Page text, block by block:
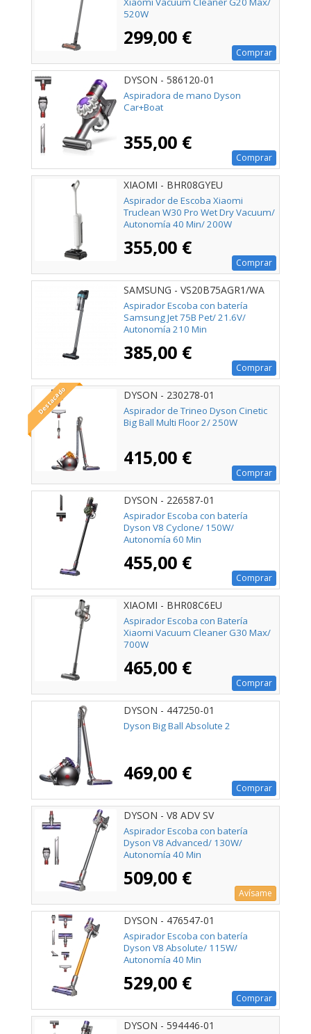
520W
299,00 €
Comprar
DYSON - 586120-01
Aspiradora de mano Dyson
Car+Boat
355,00 €
Comprar
XIAOMI - BHR08GYEU
Aspirador de Escoba Xiaomi
Truclean W30 Pro Wet Dry Vacuum/
Autonomía 40 Min/ 200W
355,00 €
Comprar
SAMSUNG - VS20B75AGR1/WA
Aspirador Escoba con batería
Samsung Jet 75B Pet/ 21.6V/
Autonomía 210 Min
385,00 €
Comprar
Destacado DYSON - 230278-01
Aspirador de Trineo Dyson Cinetic
Big Ball Multi Floor 2/ 250W
415,00 €
Comprar
DYSON - 226587-01
Aspirador Escoba con batería
Dyson V8 Cyclone/ 150W/
Autonomía 60 Min
455,00 €
Comprar
XIAOMI - BHR08C6EU
Aspirador Escoba con Batería
Xiaomi Vacuum Cleaner G30 Max/
700W
465,00 €
Comprar
DYSON - 447250-01
Dyson Big Ball Absolute 2
469,00 €
Comprar
DYSON - V8 ADV SV
Aspirador Escoba con batería
Dyson V8 Advanced/ 130W/
Autonomía 40 Min
509,00 €
Avísame
DYSON - 476547-01
Aspirador Escoba con batería
Dyson V8 Absolute/ 115W/
Autonomía 40 Min
529,00 €
Comprar
DYSON - 594446-01